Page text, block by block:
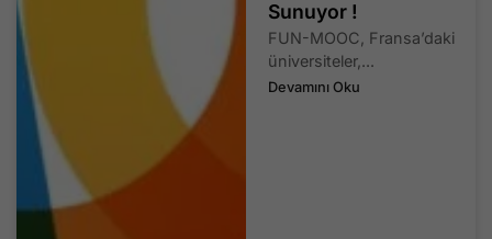
Sunuyor !
FUN-MOOC, Fransa’daki
üniversiteler,...
Devamını Oku